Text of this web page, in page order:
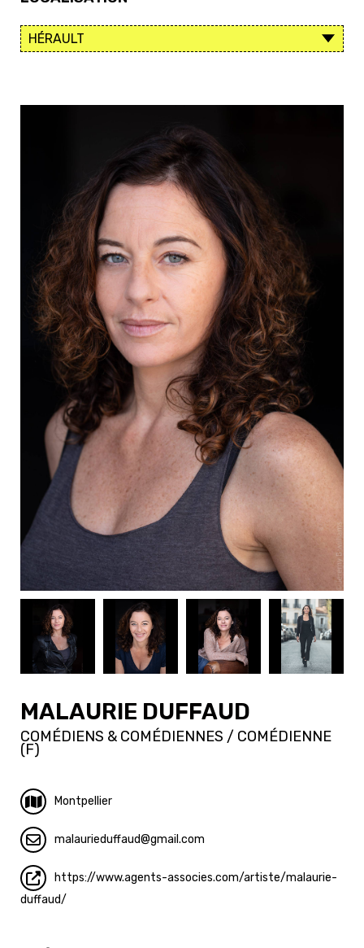
MALAURIE DUFFAUD
COMÉDIENS & COMÉDIENNES / COMÉDIENNE
(F)
Montpellier
malaurieduffaud gmail.com
https://www.agents-associes.com/artiste/malaurie-
duffaud/